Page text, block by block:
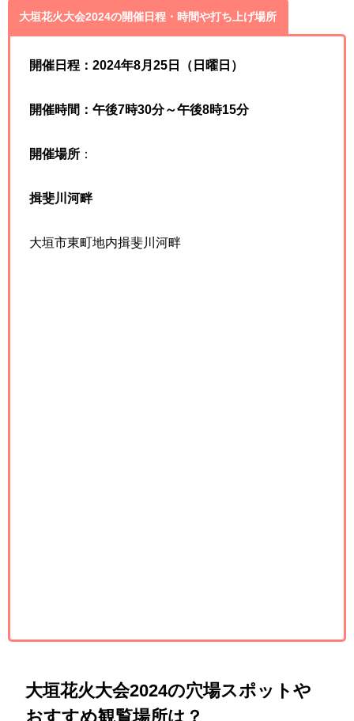
大垣花火大会2024の開催日程・時間や打ち上げ場所
開催日程：2024年8月25日（日曜日）
開催時間：午後7時30分～午後8時15分
開催場所 ：
揖斐川河畔
大垣市東町地内揖斐川河畔
大垣花火大会2024の穴場スポットや
おすすめ観覧場所は？